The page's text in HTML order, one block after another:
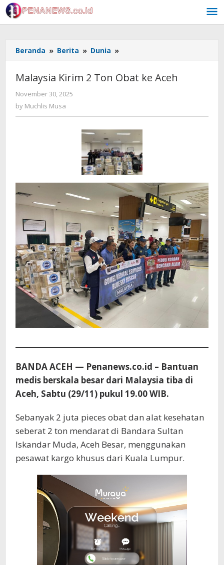
Skip
to
content
Beranda » Berita » Dunia »
Kirim
Ton
Malaysia Kirim 2 Ton Obat ke Aceh
November 30, 2025
by Muchlis Musa
BANDA ACEH — Penanews.co.id – Bantuan
medis berskala besar dari Malaysia tiba di
Aceh, Sabtu (29/11) pukul 19.00 WIB.
Sebanyak 2 juta pieces obat dan alat kesehatan
seberat 2 ton mendarat di Bandara Sultan
Iskandar Muda, Aceh Besar, menggunakan
pesawat kargo khusus dari Kuala Lumpur.